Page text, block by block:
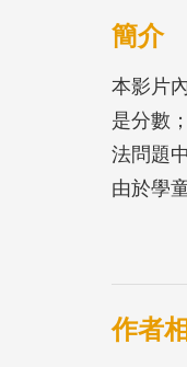
簡介
本影片
是分數
法問題
由於學
易自行
題」、
兩類：
作者